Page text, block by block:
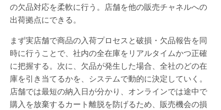
の欠品対応を柔軟に行う。店舗を他の販売チャネルへの
出荷拠点にできる。
まず実店舗で商品の入荷プロセスと破損・欠品報告を同
時に行うことで、社内の全在庫をリアルタイムかつ正確
に把握する。次に、欠品が発生した場合、全社のどの在
庫を引き当てるかを、システムで動的に決定していく。
店舗では最短の納入日が分かり、オンラインでは途中で
購入を放棄するカート離脱を防げるため、販売機会の損